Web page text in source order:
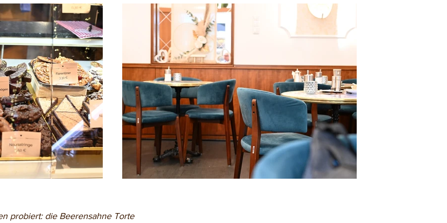
probiert: die Beerensahne Torte